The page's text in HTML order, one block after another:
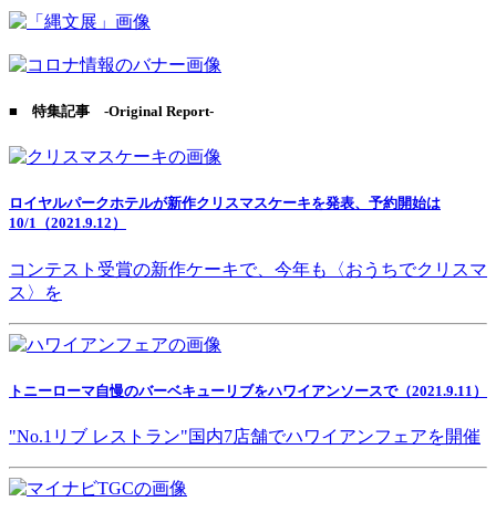
■ 特集記事 -Original Report-
ロイヤルパークホテルが新作クリスマスケーキを発表、予約開始は
10/1（2021.9.12）
コンテスト受賞の新作ケーキで、今年も〈おうちでクリスマ
ス〉を
トニーローマ自慢のバーベキューリブをハワイアンソースで（2021.9.11）
"No.1リブ レストラン"国内7店舗でハワイアンフェアを開催